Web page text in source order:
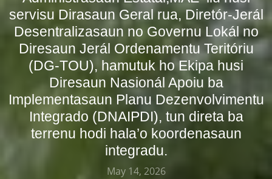
servisu Dirasaun Geral rua, Diretór-Jerál
Desentralizasaun no Governu Lokál no
Diresaun Jerál Ordenamentu Teritóriu
(DG-TOU), hamutuk ho Ekipa husi
Diresaun Nasionál Apoiu ba
Implementasaun Planu Dezenvolvimentu
Integrado (DNAIPDI), tun direta ba
terrenu hodi hala’o koordenasaun
integradu.
May 14, 2026